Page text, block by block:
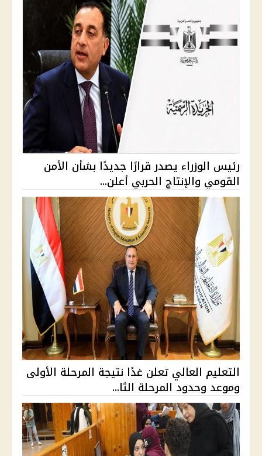
رئيس الوزراء يصدر قرارًا جديدًا بشأن الأمن
القومي والإنتاج الحربي أعلن...
التعليم العالي تعلن غدًا نتيجة المرحلة الأولى
وموعد وحدود المرحلة الثا...